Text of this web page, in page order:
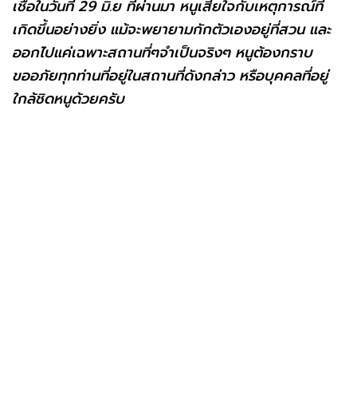
เชื้อในวันที่ 29 มิ.ย ที่ผ่านมา หนูเสียใจกับเหตุการณ์ที่
เกิดขึ้นอย่างยิ่ง แม้จะพยายามกักตัวเองอยู่ที่สวน และ
ออกไปแค่เฉพาะสถานที่ๆจำเป็นจริงๆ หนูต้องกราบ
ขออภัยทุกท่านที่อยู่ในสถานที่ดังกล่าว หรือบุคคลที่อยู่
ใกล้ชิดหนูด้วยครับ